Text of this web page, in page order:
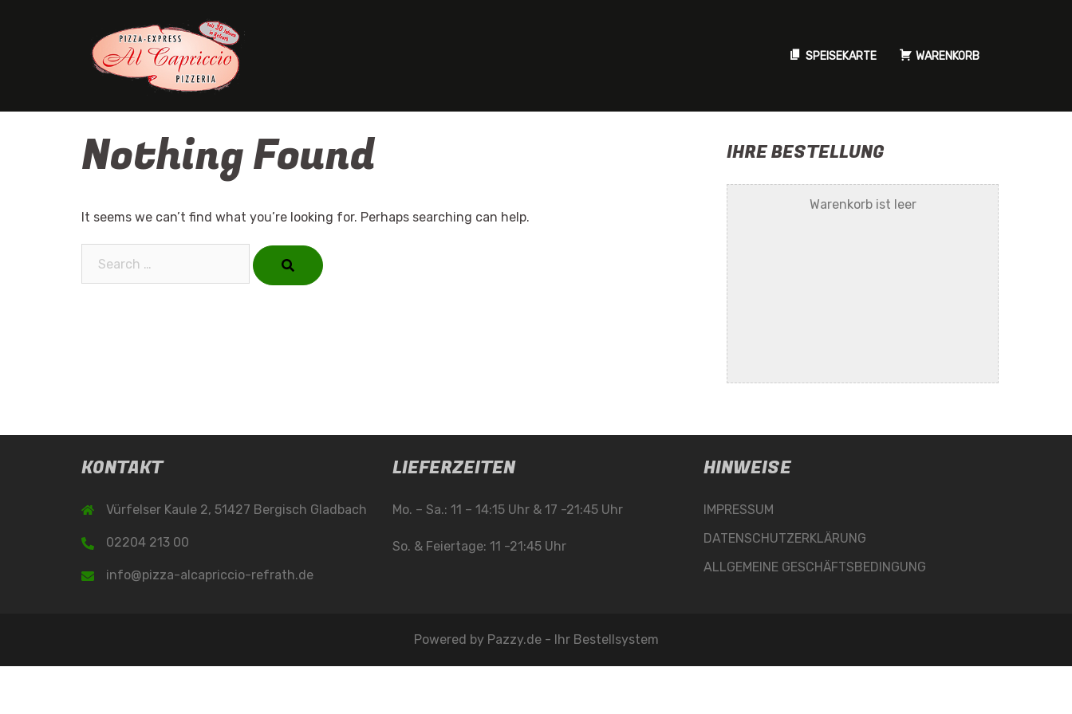
SPEISEKARTE WARENKORB
Nothing Found
It seems we can’t find what you’re looking for. Perhaps searching can help.
IHRE BESTELLUNG
Warenkorb ist leer
KONTAKT
Vürfelser Kaule 2, 51427 Bergisch Gladbach
02204 213 00
info@pizza-alcapriccio-refrath.de
LIEFERZEITEN
Mo. – Sa.: 11 – 14:15 Uhr & 17 -21:45 Uhr
So. & Feiertage: 11 -21:45 Uhr
HINWEISE
IMPRESSUM
DATENSCHUTZERKLÄRUNG
ALLGEMEINE GESCHÄFTSBEDINGUNG
Powered by Pazzy.de - Ihr Bestellsystem